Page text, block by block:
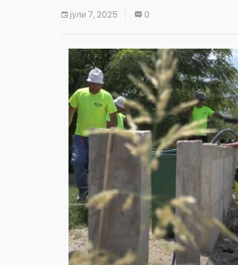
јули 7, 2025 0